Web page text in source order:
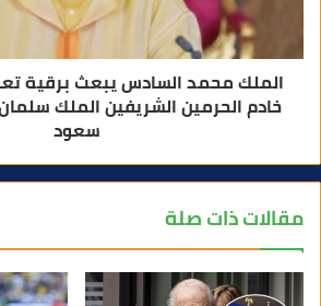
الملك محمد السادس يبعث برقية
خادم الحرمين الشريفين الملك
سعود
مقالات ذات صلة